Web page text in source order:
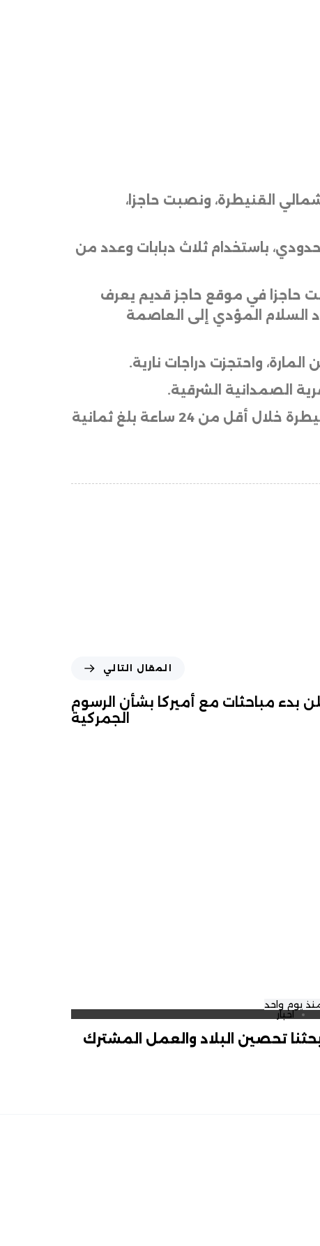
القنيطرة، ونصبت حاجزا،
نحو 6.5 كيلومترات عن الشريط الحدودي، باستخدام ثلاث دبابات وعدد من
حاجزا في موقع حاجز قديم يعرف
السلام المؤدي إلى العاصمة
واحتجزت دراجات نارية.
الصمدانية الشرقية.
من جانبه، أفاد المرصد السوري بأن مجمل التوغلات الإسرائيلية التي وقعت في ريف القنيطرة خلال أقل من 24 ساعة بلغ ثمانية
المقال التالي
بدء مباحثات مع أميركا بشأن الرسوم
الجمركية
يوم واحد
اخبار
تحصين البلاد والعمل المشترك